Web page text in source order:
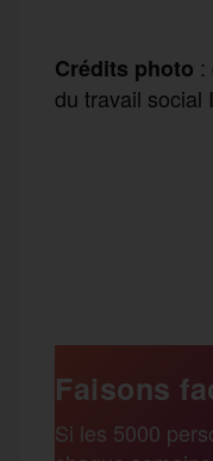
Crédits photo :
du travail social
b t
r
Faisons
Si les 5000